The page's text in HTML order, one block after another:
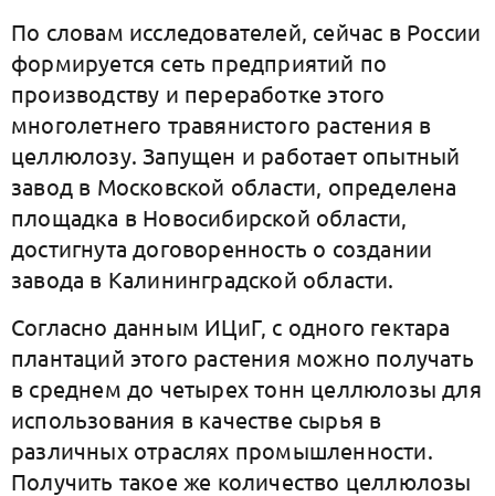
По словам исследователей, сейчас в России
формируется сеть предприятий по
производству и переработке этого
многолетнего травянистого растения в
целлюлозу. Запущен и работает опытный
завод в Московской области, определена
площадка в Новосибирской области,
достигнута договоренность о создании
завода в Калининградской области.
Согласно данным ИЦиГ, с одного гектара
плантаций этого растения можно получать
в среднем до четырех тонн целлюлозы для
использования в качестве сырья в
различных отраслях промышленности.
Получить такое же количество целлюлозы